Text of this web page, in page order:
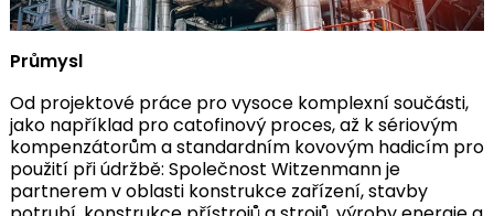
Průmysl
Od projektové práce pro vysoce komplexní součásti,
jako například pro catofinový proces, až k sériovým
kompenzátorům a standardním kovovým hadicím pro
použití při údržbě: Společnost Witzenmann je
partnerem v oblasti konstrukce zařízení, stavby